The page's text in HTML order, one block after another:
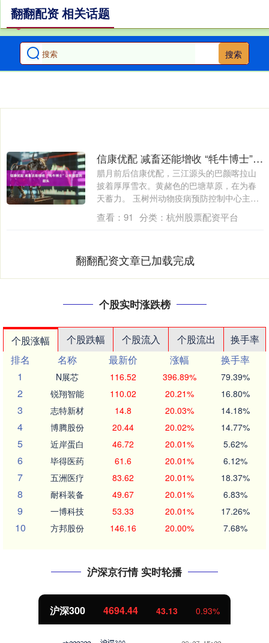
搜索
翻翻配资 相关话题
信康优配 减畜还能增收 “牦牛博士”让牧民尝到甜头
腊月前后信康优配，三江源头的巴颜喀拉山
披着厚厚雪衣。黄赭色的巴塘草原，在为春
天蓄力。 玉树州动物疫病预防控制中心主任
宋仁....
查看： 91 分类： 杭州股票配资平台
翻翻配资文章已加载完成
个股实时涨跌榜
个股涨幅 个股跌幅 个股流入 个股流出
换手率
排名
名称 最新价 涨幅
换手率
1
N展芯 116.52 396.89% 79.39%
2 锐翔智能 110.02 20.21% 16.80%
3 志特新材 14.8 20.03% 14.18%
4 博腾股份 20.44 20.02% 14.77%
5 近岸蛋白 46.72 20.01% 5.62%
6 毕得医药 61.6 20.01% 6.12%
7 五洲医疗 83.62 20.01% 18.37%
8 耐科装备 49.67 20.01% 6.83%
9 一博科技 53.33 20.01% 17.26%
10 方邦股份 146.16 20.00% 7.68%
沪深京行情 实时轮播
沪深300 4694.44 43.13 0.93%